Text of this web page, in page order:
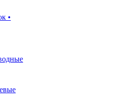
•